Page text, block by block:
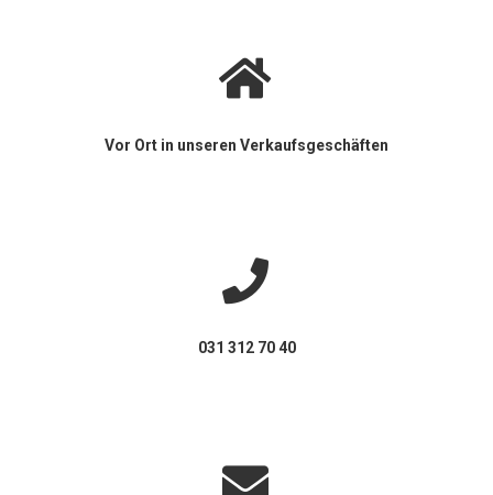
Vor Ort in unseren Verkaufsgeschäften
031 312 70 40